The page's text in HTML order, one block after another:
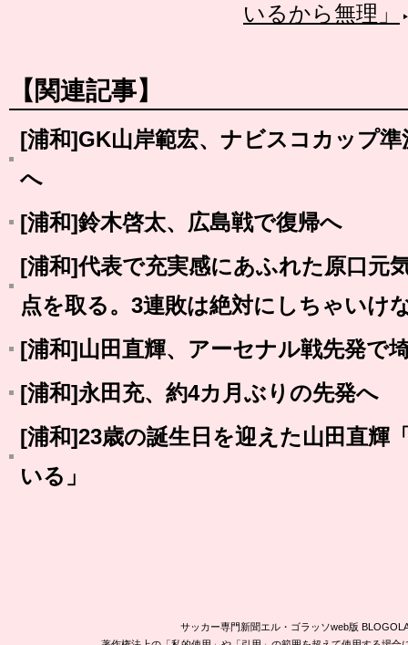
いるから無理」
【関連記事】
[浦和]GK山岸範宏、ナビスコカップ
へ
[浦和]鈴木啓太、広島戦で復帰へ
[浦和]代表で充実感にあふれた原口元
点を取る。3連敗は絶対にしちゃいけ
[浦和]山田直輝、アーセナル戦先発で
[浦和]永田充、約4カ月ぶりの先発へ
[浦和]23歳の誕生日を迎えた山田直輝
いる」
サッカー専門新聞エル・ゴラッソweb版